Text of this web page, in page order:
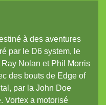
à des aventures
par le D6 system, le
Nolan et Phil Morris
des bouts de Edge of
par la John Doe
Vortex a motorisé